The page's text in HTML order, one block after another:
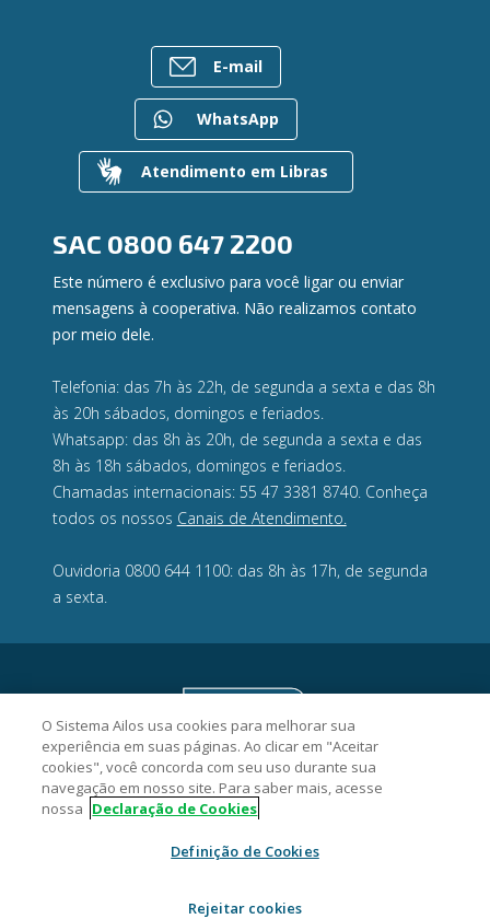
Mapa do site
Gerenciar Cookies
Para empresas
Postos de Atendimento
Regularização de dívidas
Valores a Receber
Contato
Canal de Ética
Ouvidoria
E-mail
WhatsApp
Atendimento em Libras
SAC 0800 647 2200
Este número é exclusivo para você ligar ou enviar
mensagens à cooperativa. Não realizamos contato
por meio dele.
Telefonia: das 7h às 22h, de segunda a sexta e das 8h
às 20h sábados, domingos e feriados.
Whatsapp: das 8h às 20h, de segunda a sexta e das
8h às 18h sábados, domingos e feriados.
Chamadas internacionais: 55 47 3381 8740. Conheça
todos os nossos Canais de Atendimento.
Ouvidoria 0800 644 1100: das 8h às 17h, de segunda
a sexta.
2026 Sistema Ailos. Todos os direitos reservados.
O Sistema Ailos usa cookies para melhorar sua
experiência em suas páginas. Ao clicar em "Aceitar
cookies", você concorda com seu uso durante sua
navegação em nosso site. Para saber mais, acesse
nossa Declaração de Cookies
Definição de Cookies
Rejeitar cookies